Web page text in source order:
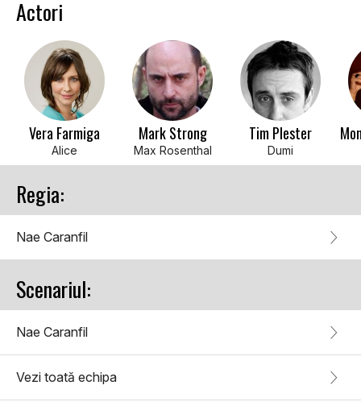
Actori
Vera Farmiga
Alice
Mark Strong
Max Rosenthal
Tim Plester
Dumi
Regia:
Nae Caranfil
Scenariul:
Nae Caranfil
Vezi toată echipa